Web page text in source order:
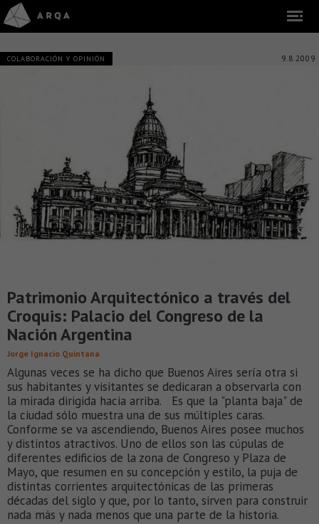
COLABORACIÓN Y OPINIÓN 9.8.2009
Patrimonio Arquitectónico a través del
Croquis: Palacio del Congreso de la
Nación Argentina
Jorge Ignacio Quintana
Algunas veces se ha dicho que Buenos Aires sería otra si
sus habitantes y visitantes se dedicaran a observarla con
la mirada dirigida hacia arriba. Es que la "planta baja" de
la ciudad sólo muestra una de sus múltiples caras.
Conforme se va ascendiendo, Buenos Aires posee muchos
y distintos atractivos. Uno de ellos son las cúpulas de
diferentes edificios de la zona de Congreso y Plaza de
Mayo, que resumen en su concepción y estilo, la puja de
distintas corrientes arquitectónicas de las primeras
décadas del siglo y que, por lo tanto, sirven para construir
nada más y nada menos que una parte de la historia.